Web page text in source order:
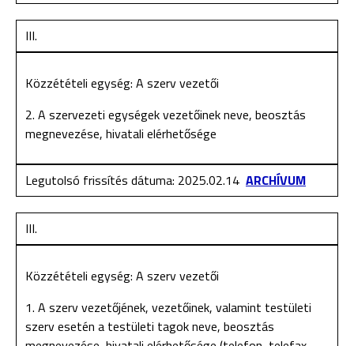
III.
Közzétételi egység: A szerv vezetői
2. A szervezeti egységek vezetőinek neve, beosztás
megnevezése, hivatali elérhetősége
Legutolsó frissítés dátuma: 2025.02.14 ARCHÍVUM
III.
Közzétételi egység: A szerv vezetői
1. A szerv vezetőjének, vezetőinek, valamint testületi
szerv esetén a testületi tagok neve, beosztás